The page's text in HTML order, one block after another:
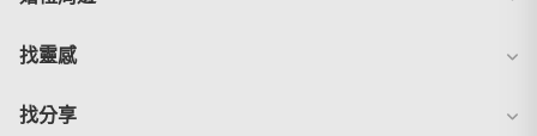
找靈感
找分享